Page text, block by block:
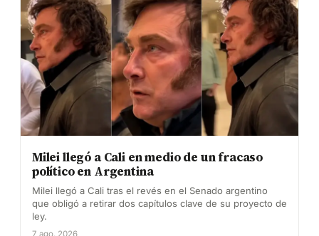
Milei llegó a Cali en medio de un fracaso
político en Argentina
Milei llegó a Cali tras el revés en el Senado argentino
que obligó a retirar dos capítulos clave de su proyecto de
ley.